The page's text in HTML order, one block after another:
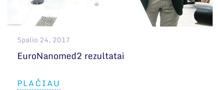
Spalio 24, 2017
EuroNanomed2 rezultatai
PLAČIAU